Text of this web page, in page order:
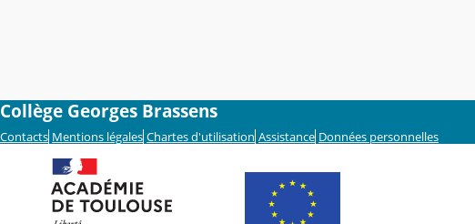
Collège Georges Brassens
Contacts Mentions légales Chartes d'utilisation Assistance Données personnelles